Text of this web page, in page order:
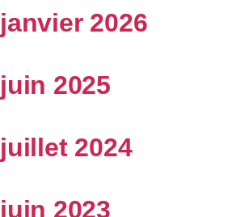
janvier 2026
juin 2025
juillet 2024
juin 2023